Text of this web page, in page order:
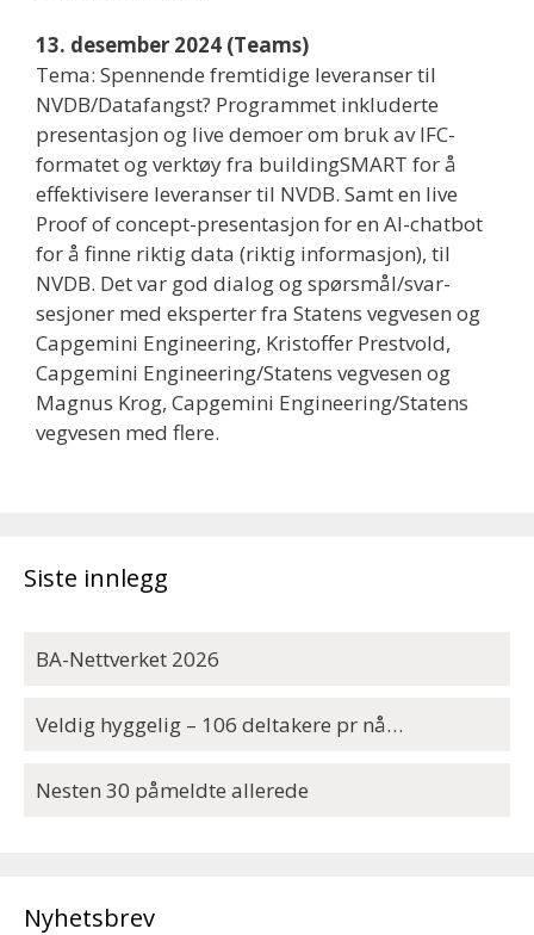
13. desember 2024 (Teams)
Tema: Spennende fremtidige leveranser til
NVDB/Datafangst? Programmet inkluderte
presentasjon og live demoer om bruk av IFC-
formatet og verktøy fra buildingSMART for å
effektivisere leveranser til NVDB. Samt en live
Proof of concept-presentasjon for en AI-chatbot
for å finne riktig data (riktig informasjon), til
NVDB. Det var god dialog og spørsmål/svar-
sesjoner med eksperter fra Statens vegvesen og
Capgemini Engineering, Kristoffer Prestvold,
Capgemini Engineering/Statens vegvesen og
Magnus Krog, Capgemini Engineering/Statens
vegvesen med flere.
Siste innlegg
BA-Nettverket 2026
Veldig hyggelig – 106 deltakere pr nå…
Nesten 30 påmeldte allerede
Nyhetsbrev